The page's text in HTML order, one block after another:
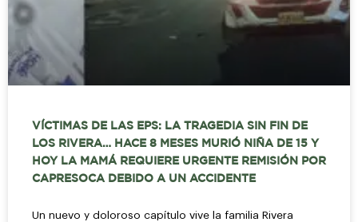
VÍCTIMAS DE LAS EPS: LA TRAGEDIA SIN FIN DE
LOS RIVERA… HACE 8 MESES MURIÓ NIÑA DE 15 Y
HOY LA MAMÁ REQUIERE URGENTE REMISIÓN POR
CAPRESOCA DEBIDO A UN ACCIDENTE
Un nuevo y doloroso capítulo vive la familia Rivera